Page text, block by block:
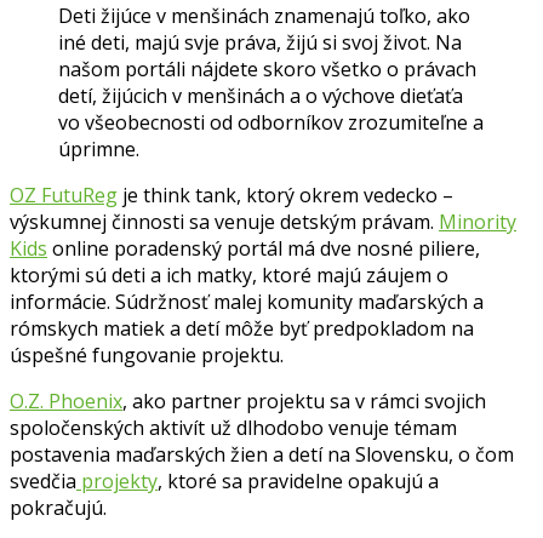
Deti žijúce v menšinách znamenajú toľko, ako
iné deti, majú svje práva, žijú si svoj život. Na
našom portáli nájdete skoro všetko o právach
detí, žijúcich v menšinách a o výchove dieťaťa
vo všeobecnosti od odborníkov zrozumiteľne a
úprimne.
OZ FutuReg je think tank, ktorý okrem vedecko –
výskumnej činnosti sa venuje detským právam. Minority
Kids online poradenský portál má dve nosné piliere,
ktorými sú deti a ich matky, ktoré majú záujem o
informácie. Súdržnosť malej komunity maďarských a
rómskych matiek a detí môže byť predpokladom na
úspešné fungovanie projektu.
O.Z. Phoenix, ako partner projektu sa v rámci svojich
spoločenských aktivít už dlhodobo venuje témam
postavenia maďarských žien a detí na Slovensku, o čom
svedčia projekty, ktoré sa pravidelne opakujú a
pokračujú.